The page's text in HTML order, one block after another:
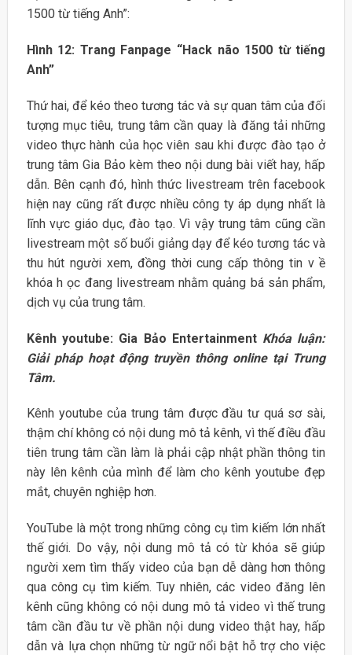
1500 từ tiếng Anh”:
Hình 12: Trang Fanpage “Hack não 1500 từ tiếng
Anh”
Thứ hai, để kéo theo tương tác và sự quan tâm của đối
tượng mục tiêu, trung tâm cần quay là đăng tải những
video thực hành của học viên sau khi được đào tạo ở
trung tâm Gia Bảo kèm theo nội dung bài viết hay, hấp
dẫn. Bên cạnh đó, hình thức livestream trên facebook
hiện nay cũng rất được nhiều công ty áp dụng nhất là
lĩnh vực giáo dục, đào tạo. Vì vậy trung tâm cũng cần
livestream một số buổi giảng dạy để kéo tương tác và
thu hút người xem, đồng thời cung cấp thông tin v ề
khóa h ọc đang livestream nhằm quảng bá sản phẩm,
dịch vụ của trung tâm.
Kênh youtube: Gia Bảo Entertainment Khóa luận:
Giải pháp hoạt động truyền thông online tại Trung
Tâm.
Kênh youtube của trung tâm được đầu tư quá sơ sài,
thậm chí không có nội dung mô tả kênh, vì thế điều đầu
tiên trung tâm cần làm là phải cập nhật phần thông tin
này lên kênh của mình để làm cho kênh youtube đẹp
mắt, chuyên nghiệp hơn.
YouTube là một trong những công cụ tìm kiếm lớn nhất
thế giới. Do vậy, nội dung mô tả có từ khóa sẽ giúp
người xem tìm thấy video của bạn dễ dàng hơn thông
qua công cụ tìm kiếm. Tuy nhiên, các video đăng lên
kênh cũng không có nội dung mô tả video vì thế trung
tâm cần đầu tư về phần nội dung video thật hay, hấp
dẫn và lựa chọn những từ ngữ nổi bật hỗ trợ cho việc